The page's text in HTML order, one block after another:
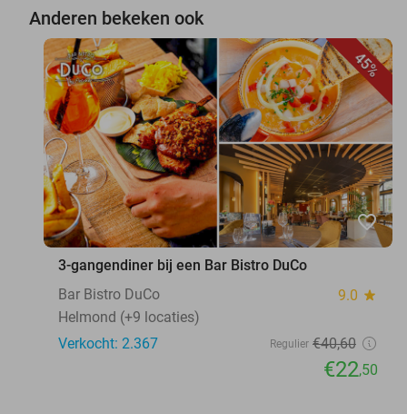
Anderen bekeken ook
45%
favorite_border
3-gangendiner bij een Bar Bistro DuCo
Bar Bistro DuCo
9.0 star
Helmond (+9 locaties)
Verkocht: 2.367
Regulier €40,60
€22,50